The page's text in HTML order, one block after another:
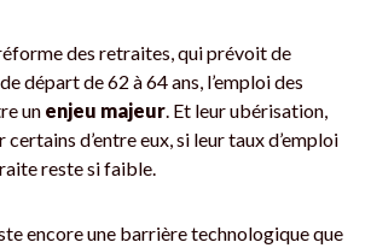
des retraites, qui prévoit de
départ de 62 à 64 ans, l’emploi des
un enjeu majeur . Et leur ubérisation,
certains d’entre eux, si leur taux d’emploi
reste si faible.
encore une barrière technologique que